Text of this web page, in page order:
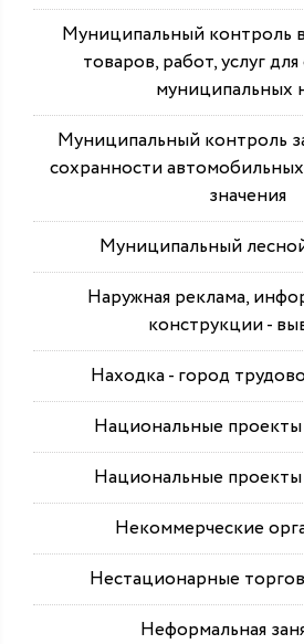
Муниципальный контроль
товаров, работ, услуг
муниципальных
Муниципальный контроль
сохранности
значения
Муниципальный
Наружная реклама,
конструкции -
Находка - город
Национальные проекты
Национальные проекты
Некоммерческие
Нестационарные
Неформальная